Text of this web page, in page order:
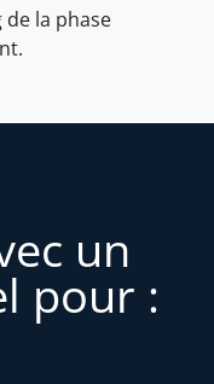
la phase
un
pour :